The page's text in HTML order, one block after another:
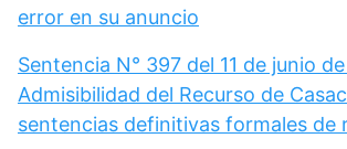
error en su anuncio
Sentencia N° 397 del 11 de junio
Admisibilidad del Recurso de
sentencias definitivas formales de